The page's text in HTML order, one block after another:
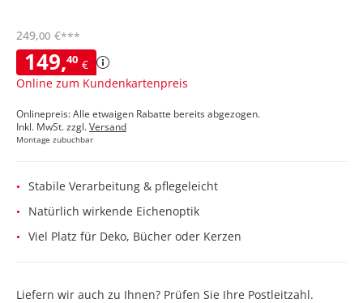
149,40 €
Online zum Kundenkartenpreis
249,00 €***
Onlinepreis: Alle etwaigen Rabatte bereits abgezogen.
Inkl. MwSt. zzgl.Versand
Montage zubuchbar
Stabile Verarbeitung & pflegeleicht
Natürlich wirkende Eichenoptik
Viel Platz für Deko, Bücher oder Kerzen
Liefern wir auch zu Ihnen? Prüfen Sie Ihre Postleitzahl.